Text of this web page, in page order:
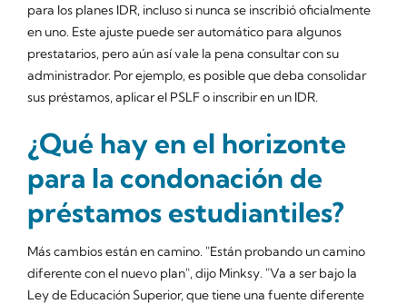
para los planes IDR, incluso si nunca se inscribió oficialmente
en uno. Este ajuste puede ser automático para algunos
prestatarios, pero aún así vale la pena consultar con su
administrador. Por ejemplo, es posible que deba consolidar
sus préstamos, aplicar el PSLF o inscribir en un IDR.
¿Qué hay en el horizonte
para la condonación de
préstamos estudiantiles?
Más cambios están en camino. "Están probando un camino
diferente con el nuevo plan", dijo Minksy. "Va a ser bajo la
Ley de Educación Superior, que tiene una fuente diferente